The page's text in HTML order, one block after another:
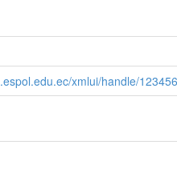
xmlui/handle/